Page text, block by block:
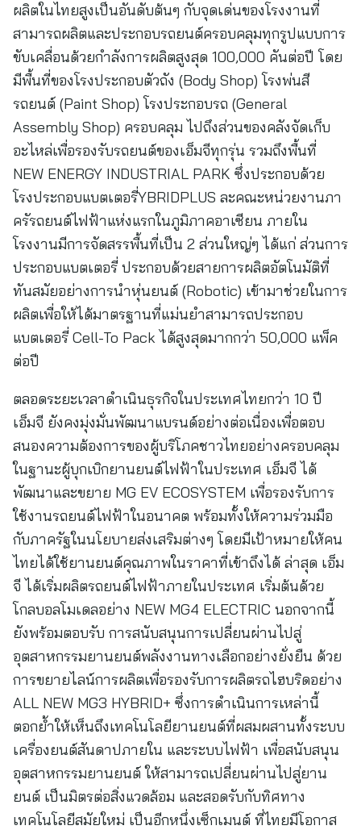
ผลิตในไทยสูงเป็นอันดับต้นๆ กับจุดเด่นของโรงงานที่
สามารถผลิตและประกอบรถยนต์ครอบคลุมทุกรูปแบบการ
ขับเคลื่อนด้วยกำลังการผลิตสูงสุด 100,000 คันต่อปี โดย
มีพื้นที่ของโรงประกอบตัวถัง (Body Shop) โรงพ่นสี
รถยนต์ (Paint Shop) โรงประกอบรถ (General
Assembly Shop) ครอบคลุม ไปถึงส่วนของคลังจัดเก็บ
อะไหล่เพื่อรองรับรถยนต์ของเอ็มจีทุกรุ่น รวมถึงพื้นที่
NEW ENERGY INDUSTRIAL PARK ซึ่งประกอบด้วย
โรงประกอบแบตเตอรี่YBRIDPLUS ละคณะหน่วยงานภา
ครัรถยนต์ไฟฟ้าแห่งแรกในภูมิภาคอาเซียน ภายใน
โรงงานมีการจัดสรรพื้นที่เป็น 2 ส่วนใหญ่ๆ ได้แก่ ส่วนการ
ประกอบแบตเตอรี่ ประกอบด้วยสายการผลิตอัตโนมัติที่
ทันสมัยอย่างการนำหุ่นยนต์ (Robotic) เข้ามาช่วยในการ
ผลิตเพื่อให้ได้มาตรฐานที่แม่นยำสามารถประกอบ
แบตเตอรี่ Cell-To Pack ได้สูงสุดมากกว่า 50,000 แพ็ค
ต่อปี
ตลอดระยะเวลาดำเนินธุรกิจในประเทศไทยกว่า 10 ปี
เอ็มจี ยังคงมุ่งมั่นพัฒนาแบรนด์อย่างต่อเนื่องเพื่อตอบ
สนองความต้องการของผู้บริโภคชาวไทยอย่างครอบคลุม
ในฐานะผู้บุกเบิกยานยนต์ไฟฟ้าในประเทศ เอ็มจี ได้
พัฒนาและขยาย MG EV ECOSYSTEM เพื่อรองรับการ
ใช้งานรถยนต์ไฟฟ้าในอนาคต พร้อมทั้งให้ความร่วมมือ
กับภาครัฐในนโยบายส่งเสริมต่างๆ โดยมีเป้าหมายให้คน
ไทยได้ใช้ยานยนต์คุณภาพในราคาที่เข้าถึงได้ ล่าสุด เอ็ม
จี ได้เริ่มผลิตรถยนต์ไฟฟ้าภายในประเทศ เริ่มต้นด้วย
โกลบอลโมเดลอย่าง NEW MG4 ELECTRIC นอกจากนี้
ยังพร้อมตอบรับ การสนับสนุนการเปลี่ยนผ่านไปสู่
อุตสาหกรรมยานยนต์พลังงานทางเลือกอย่างยั่งยืน ด้วย
การขยายไลน์การผลิตเพื่อรองรับการผลิตรถไฮบริดอย่าง
ALL NEW MG3 HYBRID+ ซึ่งการดำเนินการเหล่านี้
ตอกย้ำให้เห็นถึงเทคโนโลยียานยนต์ที่ผสมผสานทั้งระบบ
เครื่องยนต์สันดาปภายใน และระบบไฟฟ้า เพื่อสนับสนุน
อุตสาหกรรมยานยนต์ ให้สามารถเปลี่ยนผ่านไปสู่ยาน
ยนต์ เป็นมิตรต่อสิ่งแวดล้อม และสอดรับกับทิศทาง
เทคโนโลยีสมัยใหม่ เป็นอีกหนึ่งเซ็กเมนต์ ที่ไทยมีโอกาส